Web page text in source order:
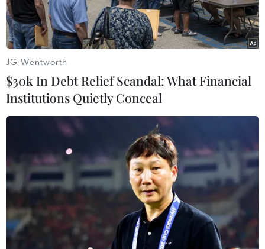
Cổ động viên Mỹ ăn mừng chiến thắng tại khu Fan Zone ở
Washington. (Ảnh: Ngọc Quang/TTXVN)
Khi vòng chung kết World Cup 2026 chính thức
JG Wentworth
$30k In Debt Relief Scandal: What Financial
Institutions Quietly Conceal